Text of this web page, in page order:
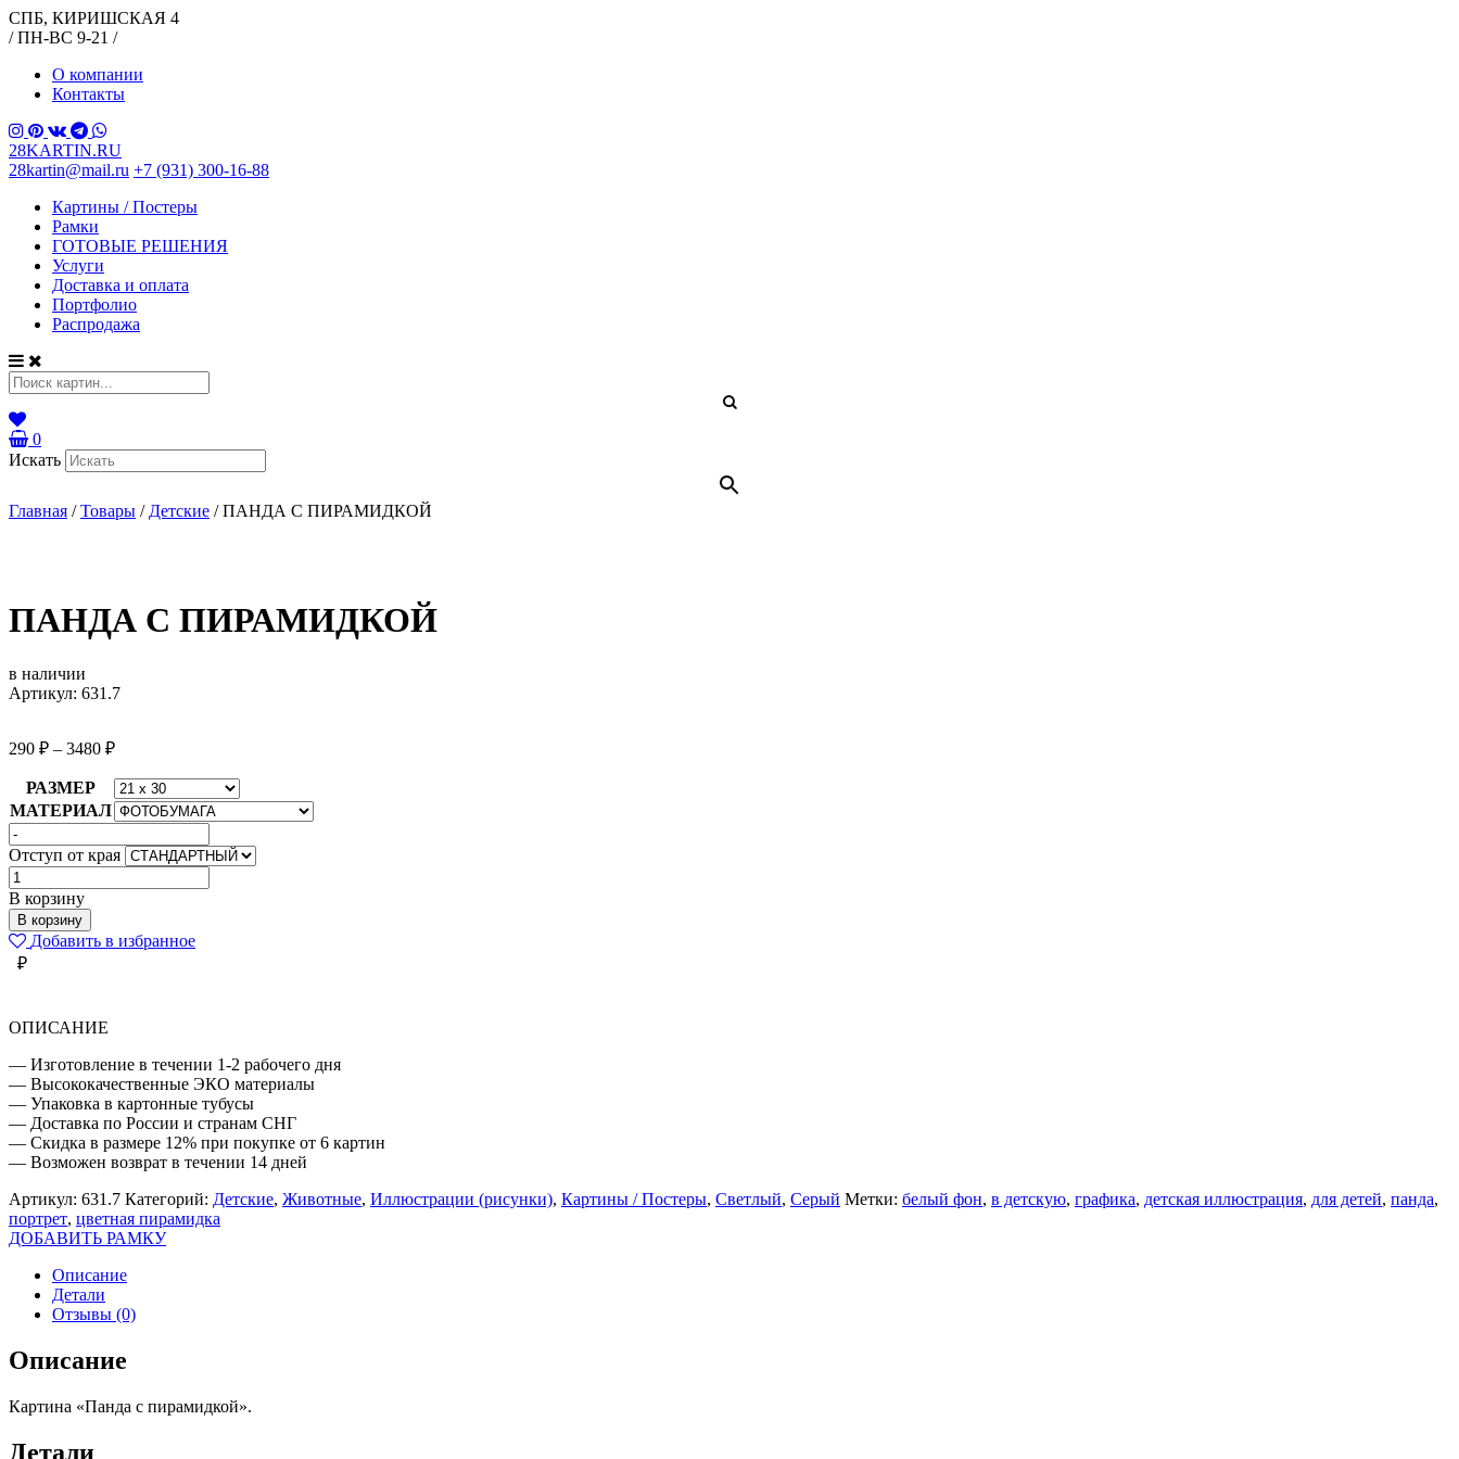
СПБ, КИРИШСКАЯ 4
/ ПН-ВС 9-21 /
О компании
Контакты
28KARTIN.RU
28kartin@mail.ru +7 (931) 300-16-88
Картины / Постеры
Рамки
ГОТОВЫЕ РЕШЕНИЯ
Услуги
Доставка и оплата
Портфолио
Распродажа
0
Искать
Главная /Товары / Детские /ПАНДА С ПИРАМИДКОЙ
ПАНДА С ПИРАМИДКОЙ
в наличии
Артикул: 631.7
290 ₽ – 3480 ₽
РАЗМЕР
МАТЕРИАЛ
Отступ от края
Количество
товара
ПАНДА
С
ПИРАМИДКОЙ
В корзину
В корзину
Добавить в избранное
₽
ОПИСАНИЕ
— Изготовление в течении 1-2 рабочего дня
— Высококачественные ЭКО материалы
— Упаковка в картонные тубусы
— Доставка по России и странам СНГ
— Скидка в размере 12% при покупке от 6 картин
— Возможен возврат в течении 14 дней
Артикул: 631.7 Категорий: Детские, Животные, Иллюстрации (рисунки), Картины / Постеры, Светлый, Серый Метки: белый фон, в детскую, графика, детская иллюстрация, для детей, панда,
портрет, цветная пирамидка
ДОБАВИТЬ РАМКУ
Описание
Детали
Отзывы (0)
Описание
Картина «Панда с пирамидкой».
Детали